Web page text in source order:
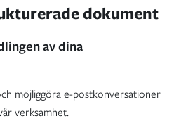
dokument
av dina
möjliggöra e-postkonversationer
verksamhet.